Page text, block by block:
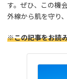
す。ぜひ、この機
外線から肌を守り
※この記事をお読